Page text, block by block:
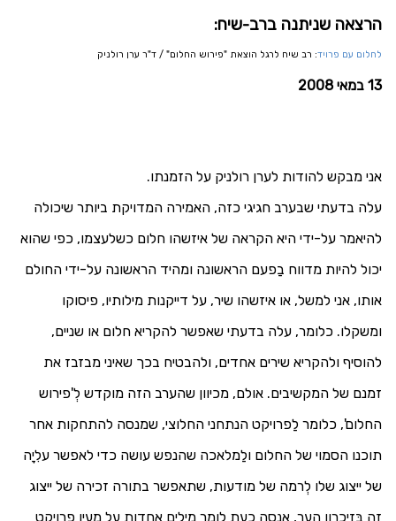
הרצאה שניתנה ברב-שיח:
לחלום עם פרויד: רב שיח לרגל הוצאת "פירוש החלום" / ד"ר ערן רולניק
13 במאי 2008
אני מבקש להודות לערן רולניק על הזמנתו.
עלה בדעתי שבערב חגיגי כזה, האמירה המדויקת ביותר שיכולה
להיאמר על-ידי היא הקראה של איזשהו חלום כשלעצמו, כפי שהוא
יכול להיות מדווח בַפעם הראשונה ומהיד הראשונה על-ידי החולם
אותו, אני למשל, או איזשהו שיר, על דייקנות מילותיו, פיסוקו
ומשקלו. כלומר, עלה בדעתי שאפשר להקריא חלום או שניים,
להוסיף ולהקריא שירים אחדים, ולהבטיח בכך שאיני מבזבז את
זמנם של המקשיבים. אולם, מכיוון שהערב הזה מוקדש לְ'פירוש
החלום', כלומר לַפרויקט הנתחני החלוצי, שמנסה להתחקות אחר
תוכנו הסמוי של החלום ולַמלאכה שהנפש עושה כדי לאפשר עלִיָה
של ייצוג שלו לְרמה של מודעות, שתאפשר בתורה זכירה של ייצוג
זה בַּזיכרון הער, אנסה כעת לומר מילים אחדות על מעין פרויקט